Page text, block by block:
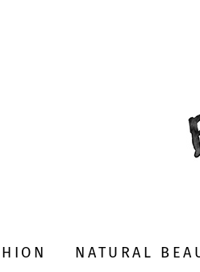
NATURAL